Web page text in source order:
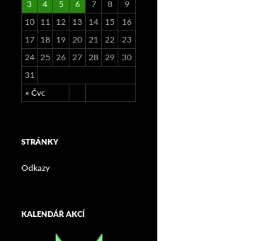
« Čvc
3 4 5 6 7 8 9
10 11 12 13 14 15 16
17 18 19 20 21 22 23
24 25 26 27 28 29 30
31
STRÁNKY
Odkazy
KALENDÁŘ AKCÍ